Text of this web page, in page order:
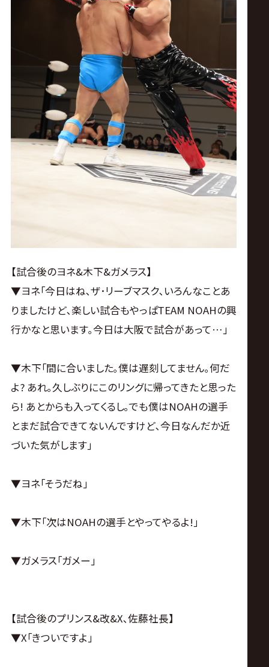
【試合後のヨネ&木下&ガメラス】
▼ヨネ｢今日はね､ザ･リーブマスク､いろんなことあ
りましたけど､楽しい試合もやっぱTEAM NOAHの興
行かなと思います｡今日は大阪で試合があって…｣
▼木下｢間に合いました｡僕は遅刻してません｡何だ
よ? あれ｡久しぶりにこのリングに帰ってきたと思った
ら! あとからも入ってくるし｡でも僕はNOAHの選手
とまだ試合できてないんですけど､今日なんだか近
づいた気がします｣
▼ヨネ｢そうだね｣
▼木下｢次はNOAHの選手とやってやるよ!｣
▼ガメラス｢ガメー｣
【試合後のプリンス&改&X､佐藤社長】
▼X｢きついですよ｣